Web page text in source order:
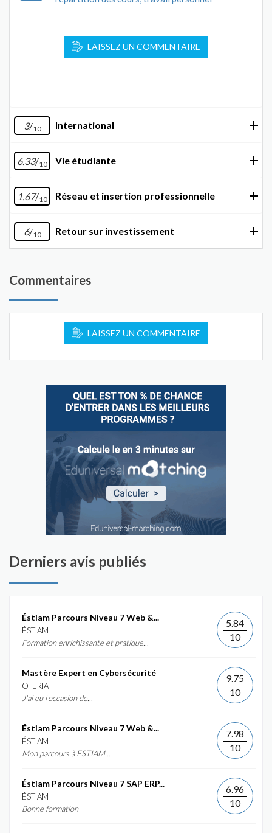
LAISSEZ UN COMMENTAIRE
3/10 International
6.33/10 Vie étudiante
1.67/10 Réseau et insertion professionnelle
6/10 Retour sur investissement
Commentaires
LAISSEZ UN COMMENTAIRE
Derniers avis publiés
Éstiam Parcours Niveau 7 Web &...
ÉSTIAM
Formation enrichissante et pratique...
5.84
10
Mastère Expert en Cybersécurité
OTERIA
J'ai eu l'occasion de...
9.75
10
Éstiam Parcours Niveau 7 Web &...
ÉSTIAM
Mon parcours à ESTIAM...
7.98
10
Éstiam Parcours Niveau 7 SAP ERP...
ÉSTIAM
Bonne formation
6.96
10